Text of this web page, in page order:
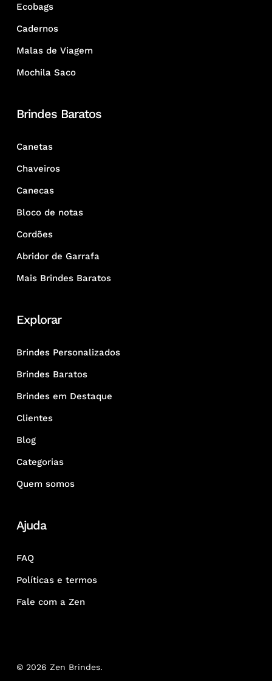
Ecobags
Cadernos
Malas de Viagem
Mochila Saco
Brindes Baratos
Canetas
Chaveiros
Canecas
Bloco de notas
Cordões
Abridor de Garrafa
Mais Brindes Baratos
Explorar
Brindes Personalizados
Brindes Baratos
Brindes em Destaque
Clientes
Blog
Categorias
Quem somos
Ajuda
FAQ
Políticas e termos
Fale com a Zen
© 2026 Zen Brindes.